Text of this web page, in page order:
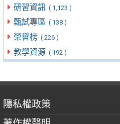
研習資訊 ( 1,123 )
甄試專區 ( 138 )
榮譽榜 ( 226 )
教學資源 ( 192 )
隱私權政策